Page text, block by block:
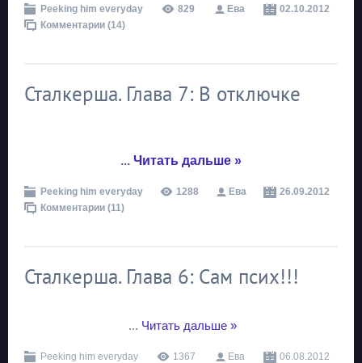
Peeking him everyday 829 Ева
02.10.2012
Комментарии (14)
Сталкерша. Глава 7: В отключке
... Читать дальше »
Peeking him everyday 1288 Ева
26.09.2012
Комментарии (11)
Сталкерша. Глава 6: Сам псих!!!
... Читать дальше »
Peeking him everyday 1367 Ева
06.08.2012